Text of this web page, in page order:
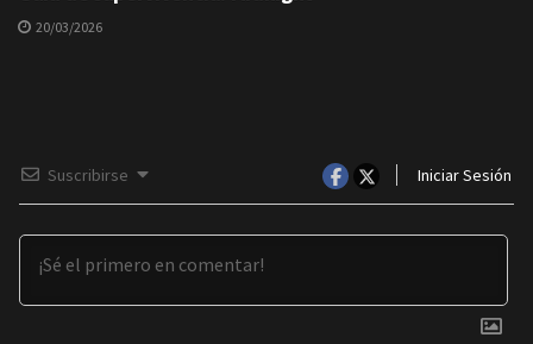
20/03/2026
Suscribirse Iniciar Sesión